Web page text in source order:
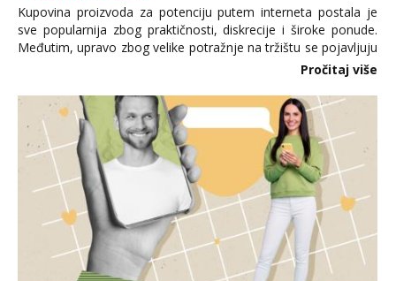
Kupovina proizvoda za potenciju putem interneta postala je
sve popularnija zbog praktičnosti, diskrecije i široke ponude.
Međutim, upravo zbog velike potražnje na tržištu se pojavljuju
i brojni krivotvoreni proizvodi, nepouzdane internetske
Pročitaj više